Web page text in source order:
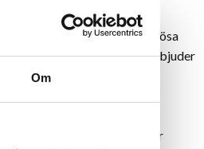
Om
är framtidens teknik!
eller touring. F?r alla ambitiösa
valet. Slanglösa däck erbjuder
grepp och
och slang. Detta minskar